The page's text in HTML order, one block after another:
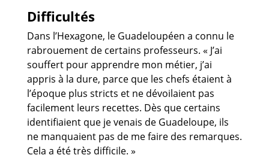
Difficultés
Dans l’Hexagone, le Guadeloupéen a connu le
rabrouement de certains professeurs. « J’ai
souffert pour apprendre mon métier, j’ai
appris à la dure, parce que les chefs étaient à
l’époque plus stricts et ne dévoilaient pas
facilement leurs recettes. Dès que certains
identifiaient que je venais de Guadeloupe, ils
ne manquaient pas de me faire des remarques.
Cela a été très difficile. »